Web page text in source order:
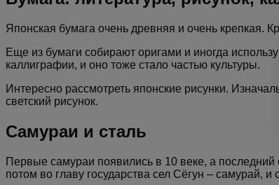
Японская бумага очень древняя и очень крепкая.
Еще из бумаги собирают оригами и иногда
каллиграфии, и оно тоже стало частью культуры.
Интересно рассмотреть японские рисунки.
светский рисунок.
Самураи и сталь
Первые самураи появились в 10 веке, а
потом во главу государства сел Сёгун – самурай,